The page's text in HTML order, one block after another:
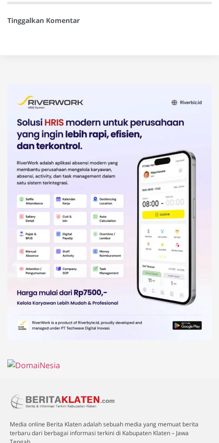
Tinggalkan Komentar
Media online Berita Klaten adalah sebuah media yang memuat berita
terbaru dari berbagai informasi terkini di Kabupaten Klaten – Jawa